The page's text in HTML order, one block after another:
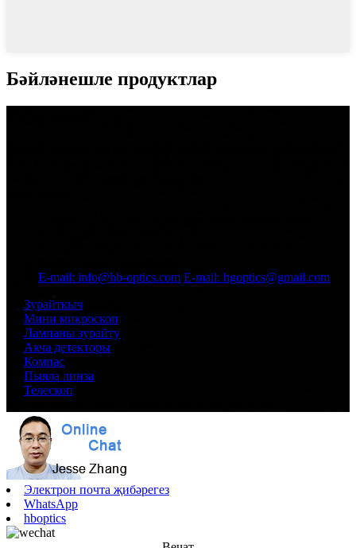
Бәйләнешле продуктлар
E-mail: info@hb-optics.com E-mail: hgoptics@gmail.com
Зурайткыч
Мини микроскоп
Лампаны зурайту
Акча детекторы
Компас
Пыяла линза
Телескоп
Электрон почта җибәрегез
WhatsApp
hboptics